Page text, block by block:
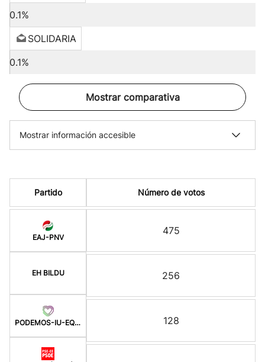
0.1%
SOLIDARIA
0.1%
Mostrar comparativa
Mostrar información accesible
Partido
EAJ-PNV
EH BILDU
PODEMOS-IU-EQUO BERD
Número de votos
475
256
128